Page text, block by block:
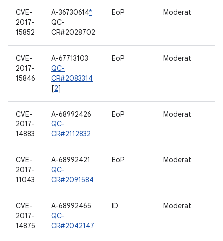
CVE-
2017-
15852
A-36730614*
QC-
CR#2028702
EoP Moderat
CVE-
2017-
15846
A-67713103
QC-
CR#2083314
[2]
EoP Moderat
CVE-
2017-
14883
A-68992426
QC-
CR#2112832
EoP Moderat
CVE-
2017-
11043
A-68992421
QC-
CR#2091584
EoP Moderat
CVE-
2017-
14875
A-68992465
QC-
CR#2042147
ID Moderat